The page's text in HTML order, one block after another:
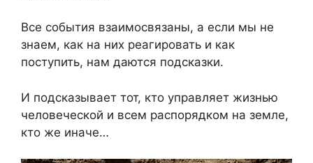
Все события взаимосвязаны, а если мы не
знаем, как на них реагировать и как
поступить, нам даются подсказки.
И подсказывает тот, кто управляет жизнью
человеческой и всем распорядком на земле,
кто же иначе…